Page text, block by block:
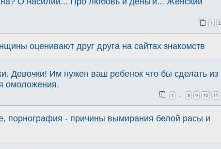
1 2
оценивают друг друга на сайтах знакомств
Девочки! Им нужен ваш ребенок что бы сделать из
омоложения.
1 … 8 9 10 11
порнография - причины вымирания белой расы и